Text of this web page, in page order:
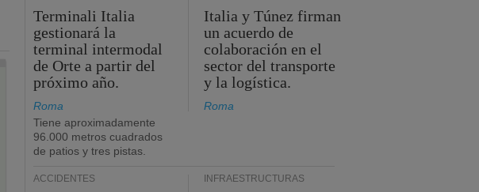
Terminali Italia
gestionará la
terminal intermodal
de Orte a partir del
próximo año.
Roma
Tiene aproximadamente
96.000 metros cuadrados
de patios y tres pistas.
Italia y Túnez firman
un acuerdo de
colaboración en el
sector del transporte
y la logística.
Roma
ACCIDENTES INFRAESTRUCTURAS